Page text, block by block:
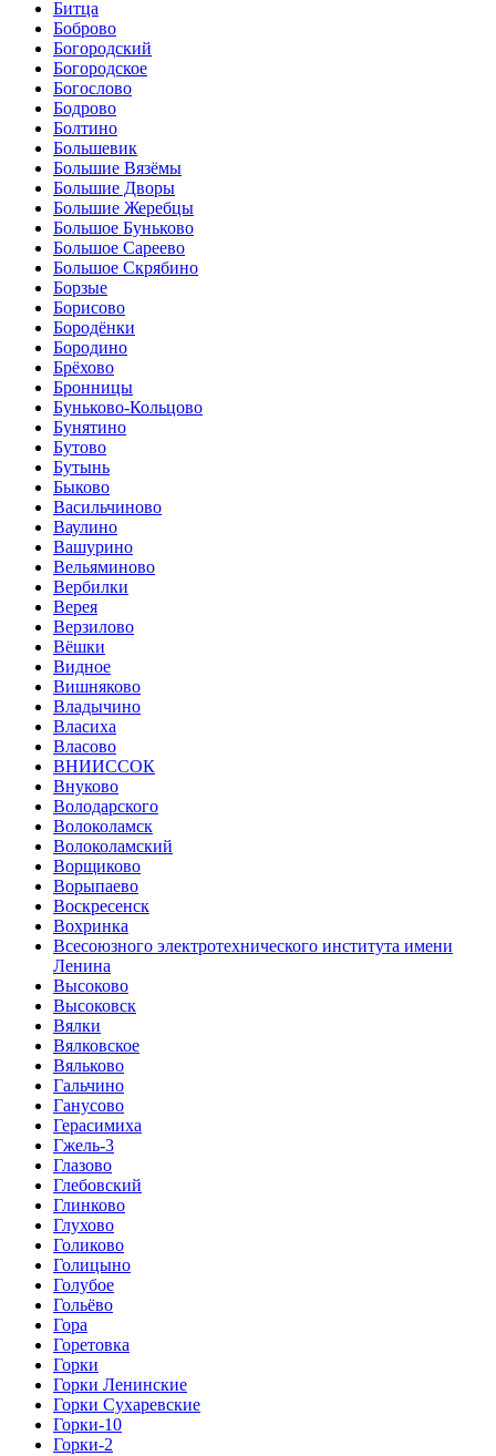
Битца
Боброво
Богородский
Богородское
Богослово
Бодрово
Болтино
Большевик
Большие Вязёмы
Большие Дворы
Большие Жеребцы
Большое Буньково
Большое Сареево
Большое Скрябино
Борзые
Борисово
Бородёнки
Бородино
Брёхово
Бронницы
Буньково-Кольцово
Бунятино
Бутово
Бутынь
Быково
Васильчиново
Ваулино
Вашурино
Вельяминово
Вербилки
Верея
Верзилово
Вёшки
Видное
Вишняково
Владычино
Власиха
Власово
ВНИИССОК
Внуково
Володарского
Волоколамск
Волоколамский
Ворщиково
Ворыпаево
Воскресенск
Вохринка
Всесоюзного электротехнического института имени
Ленина
Высоково
Высоковск
Вялки
Вялковское
Вяльково
Гальчино
Ганусово
Герасимиха
Гжель-3
Глазово
Глебовский
Глинково
Глухово
Голиково
Голицыно
Голубое
Гольёво
Гора
Горетовка
Горки
Горки Ленинские
Горки Сухаревские
Горки-10
Горки-2